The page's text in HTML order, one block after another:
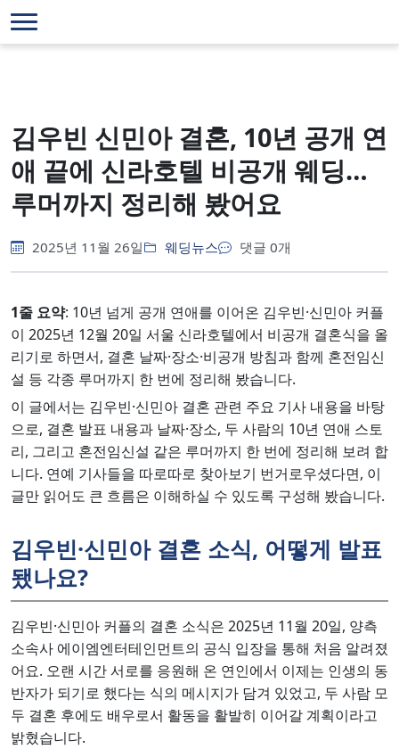
김우빈 신민아 결혼, 10년 공개 연
애 끝에 신라호텔 비공개 웨딩…
루머까지 정리해 봤어요​
2025년 11월 26일 웨딩뉴스 댓글 0개
1줄 요약: 10년 넘게 공개 연애를 이어온 김우빈·신민아 커플
이 2025년 12월 20일 서울 신라호텔에서 비공개 결혼식을 올
리기로 하면서, 결혼 날짜·장소·비공개 방침과 함께 혼전임신
설 등 각종 루머까지 한 번에 정리해 봤습니다.
이 글에서는 김우빈·신민아 결혼 관련 주요 기사 내용을 바탕
으로, 결혼 발표 내용과 날짜·장소, 두 사람의 10년 연애 스토
리, 그리고 혼전임신설 같은 루머까지 한 번에 정리해 보려 합
니다. 연예 기사들을 따로따로 찾아보기 번거로우셨다면, 이
글만 읽어도 큰 흐름은 이해하실 수 있도록 구성해 봤습니다.
김우빈·신민아 결혼 소식, 어떻게 발표
됐나요?
김우빈·신민아 커플의 결혼 소식은 2025년 11월 20일, 양측
소속사 에이엠엔터테인먼트의 공식 입장을 통해 처음 알려졌
어요. 오랜 시간 서로를 응원해 온 연인에서 이제는 인생의 동
반자가 되기로 했다는 식의 메시지가 담겨 있었고, 두 사람 모
두 결혼 후에도 배우로서 활동을 활발히 이어갈 계획이라고
밝혔습니다.​